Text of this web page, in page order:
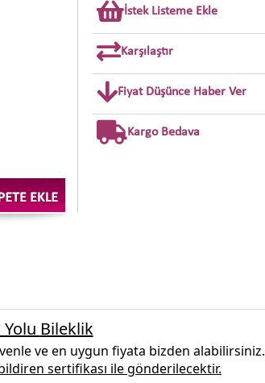
İstek Listeme Ekle
Karşılaştır
Fiyat Düşünce Haber Ver
Kargo Bedava
Bileklik
ve en uygun fiyata bizden alabilirsiniz.
sertifikası ile gönderilecektir.